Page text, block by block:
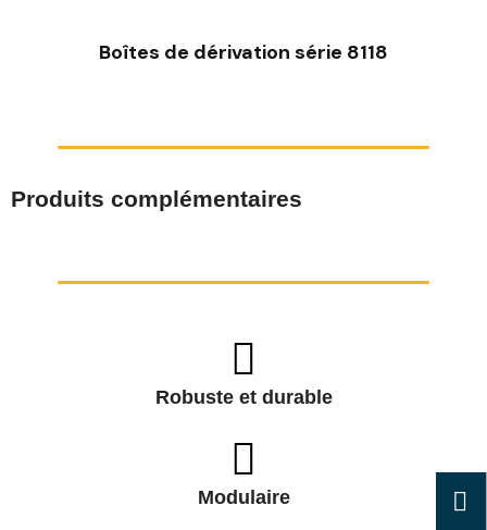
Boîtes de dérivation série 8118
Produits complémentaires
Robuste et durable
Modulaire